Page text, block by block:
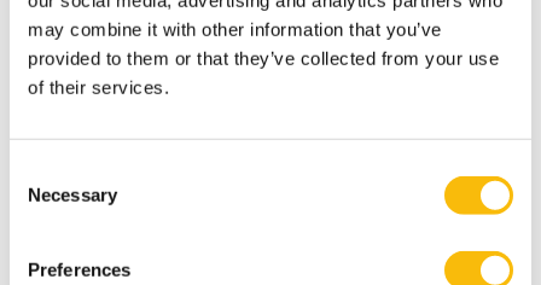
may combine it with other information that you’ve
provided to them or that they’ve collected from your use
of their services.
Selection
Necessary
Preferences
Tags